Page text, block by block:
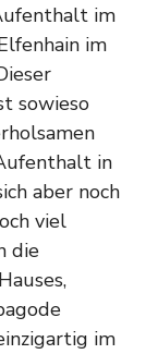
im
im
sowieso
in
aber noch
viel
die
im